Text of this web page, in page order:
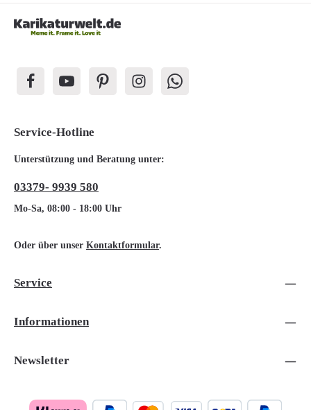
Service-Hotline
Unterstützung und Beratung unter:
03379- 9939 580
Mo-Sa, 08:00 - 18:00 Uhr
Oder über unser Kontaktformular.
Service
Informationen
Newsletter